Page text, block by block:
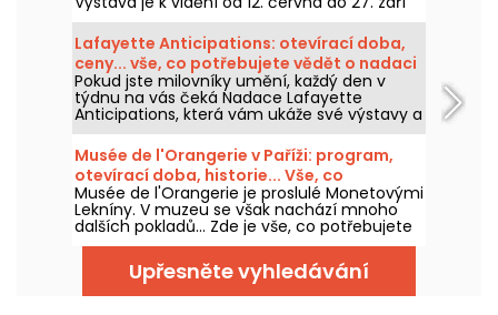
2026.
Lafayette Anticipations: otevírací doba,
ceny... vše, co potřebujete vědět o nadaci
současného umění
Pokud jste milovníky umění, každý den v
týdnu na vás čeká Nadace Lafayette
Anticipations, která vám ukáže své výstavy a
prostory. Otevírací doba, ceny, praktické
informace... máme pro vás vše!
Musée de l'Orangerie v Paříži: program,
otevírací doba, historie... Vše, co
potřebujete vědět
Musée de l'Orangerie je proslulé Monetovými
Lekníny. V muzeu se však nachází mnoho
dalších pokladů... Zde je vše, co potřebujete
vědět, abyste ho mohli navštívit.
Upřesněte vyhledávání